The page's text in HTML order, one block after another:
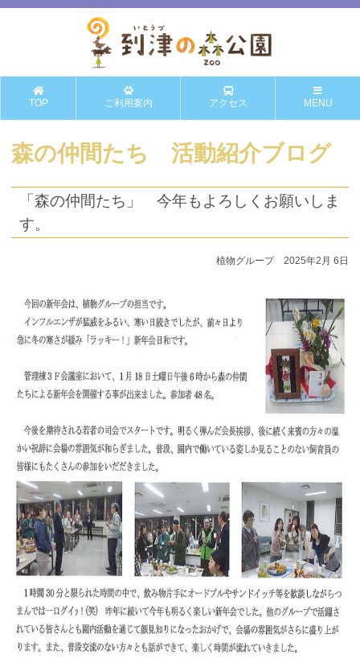
TOP ご利用案内 アクセス MENU
森の仲間たち 活動紹介ブログ
「森の仲間たち」 今年もよろしくお願いしま
す。
植物グループ 2025年2月 6日